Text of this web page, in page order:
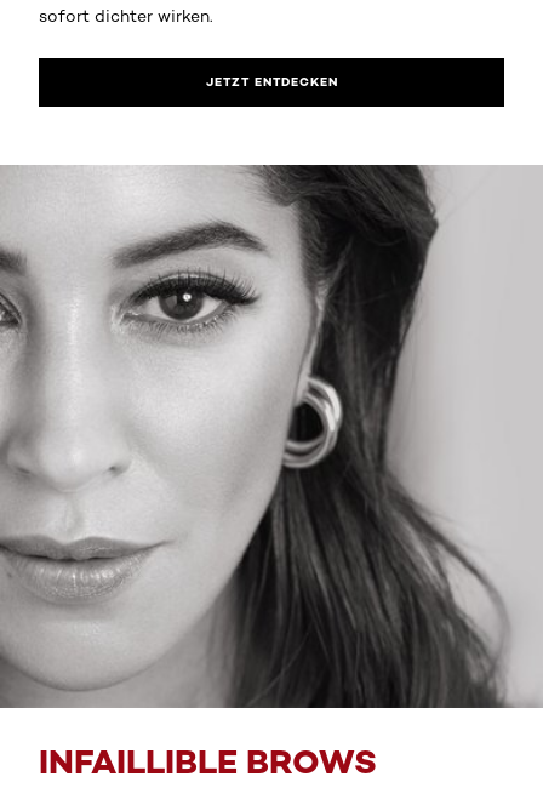
sofort dichter wirken.
JETZT ENTDECKEN
INFAILLIBLE BROWS